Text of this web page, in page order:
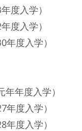
度入学）
度入学）
年度入学）
年度入学）
年度入学）
年度入学）